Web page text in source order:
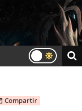
Compartir